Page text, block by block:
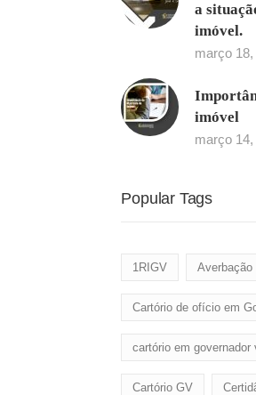
a
imóvel.
março 18,
imóvel
março 14,
Popular Tags
1RIGV Averbação
Cartório de ofício em
cartório em governador
Cartório GV